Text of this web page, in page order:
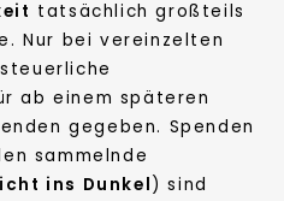
tatsächlich großteils
Nur bei vereinzelten
ab einem späteren
gegeben. Spenden
sammelnde
ins Dunkel ) sind